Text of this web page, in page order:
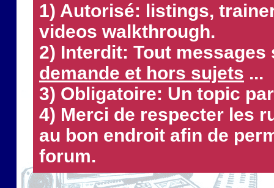
1) Autorisé: listings,
videos walkthrough.
2) Interdit: Tout
demande et hors sujets ...
3) Obligatoire: Un topic
4) Merci de respecter les
au bon endroit afin de
forum.